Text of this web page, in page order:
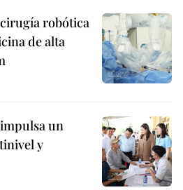
robótica
de alta
un
y